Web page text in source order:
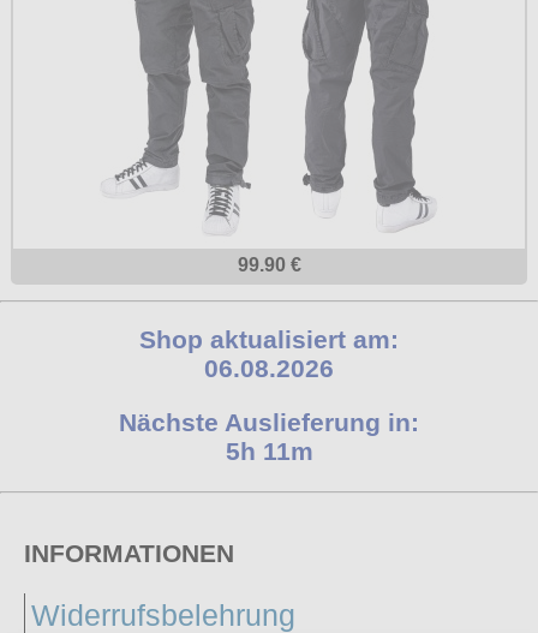
99.90 €
Shop aktualisiert am:
06.08.2026
Nächste Auslieferung in:
5h 11m
INFORMATIONEN
Widerrufsbelehrung